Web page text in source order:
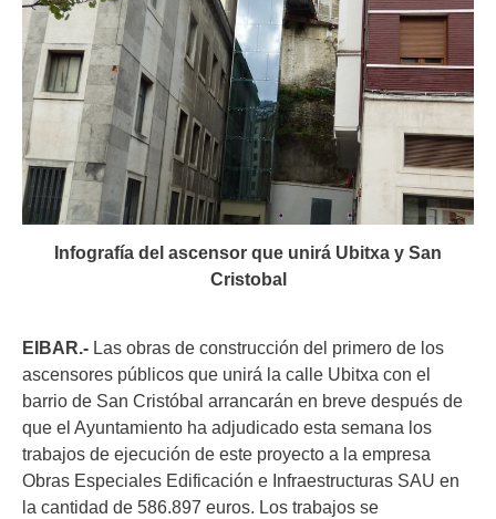
Infografía del ascensor que unirá Ubitxa y San
Cristobal
EIBAR.- Las obras de construcción del primero de los
ascensores públicos que unirá la calle Ubitxa con el
barrio de San Cristóbal arrancarán en breve después de
que el Ayuntamiento ha adjudicado esta semana los
trabajos de ejecución de este proyecto a la empresa
Obras Especiales Edificación e Infraestructuras SAU en
la cantidad de 586.897 euros. Los trabajos se